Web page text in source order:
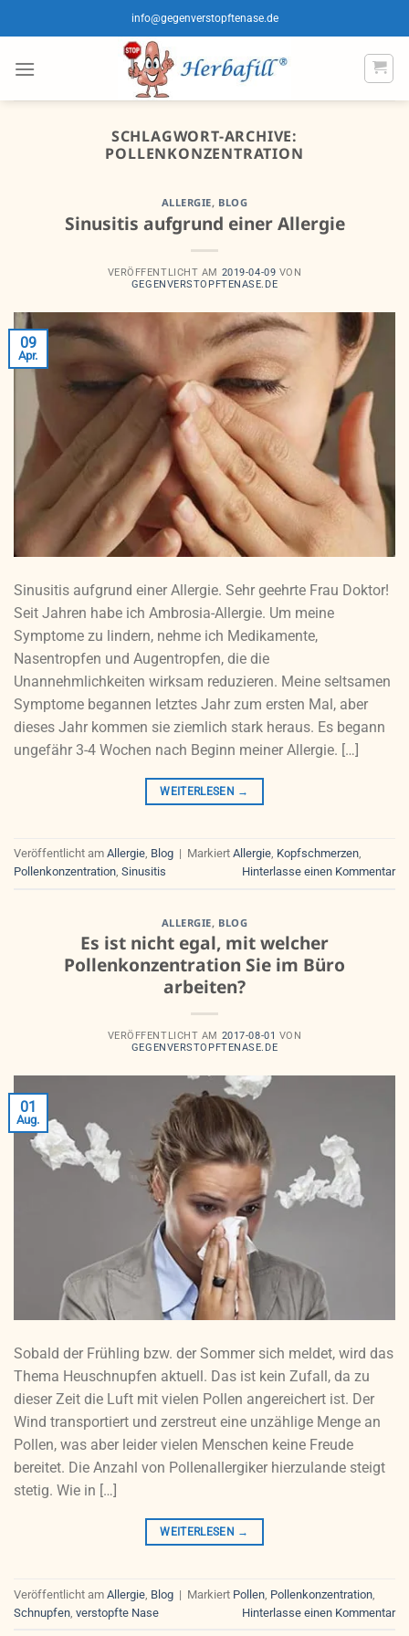
Inhalt
info@gegenverstopftenase.de
SCHLAGWORT-ARCHIVE:
POLLENKONZENTRATION
ALLERGIE, BLOG
Sinusitis aufgrund einer Allergie
VERÖFFENTLICHT AM 2019-04-09 VON
GEGENVERSTOPFTENASE.DE
09
Apr.
Sinusitis aufgrund einer Allergie. Sehr geehrte Frau Doktor!
Seit Jahren habe ich Ambrosia-Allergie. Um meine
Symptome zu lindern, nehme ich Medikamente,
Nasentropfen und Augentropfen, die die
Unannehmlichkeiten wirksam reduzieren. Meine seltsamen
Symptome begannen letztes Jahr zum ersten Mal, aber
dieses Jahr kommen sie ziemlich stark heraus. Es begann
ungefähr 3-4 Wochen nach Beginn meiner Allergie. […]
WEITERLESEN →
Veröffentlicht am Allergie, Blog | Markiert Allergie, Kopfschmerzen,
Pollenkonzentration, Sinusitis Hinterlasse einen Kommentar
ALLERGIE, BLOG
Es ist nicht egal, mit welcher
Pollenkonzentration Sie im Büro
arbeiten?
VERÖFFENTLICHT AM 2017-08-01 VON
GEGENVERSTOPFTENASE.DE
01
Aug.
Sobald der Frühling bzw. der Sommer sich meldet, wird das
Thema Heuschnupfen aktuell. Das ist kein Zufall, da zu
dieser Zeit die Luft mit vielen Pollen angereichert ist. Der
Wind transportiert und zerstreut eine unzählige Menge an
Pollen, was aber leider vielen Menschen keine Freude
bereitet. Die Anzahl von Pollenallergiker hierzulande steigt
stetig. Wie in […]
WEITERLESEN →
Veröffentlicht am Allergie Blog | Markiert Pollen Pollenkonzentration
Schnupfen verstopfte Nase Hinterlasse einen Kommentar